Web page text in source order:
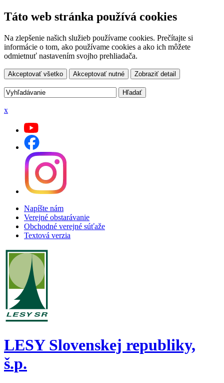
Táto web stránka používá cookies
Na zlepšenie našich služieb používame cookies. Prečítajte si
informácie o tom, ako používame cookies a ako ich môžete
odmietnuť nastavením svojho prehliadača.
Akceptovať všetko Akceptovať nutné Zobraziť detail
x
Napíšte nám
Verejné obstarávanie
Obchodné verejné súťaže
Textová verzia
LESY Slovenskej republiky,
š.p.